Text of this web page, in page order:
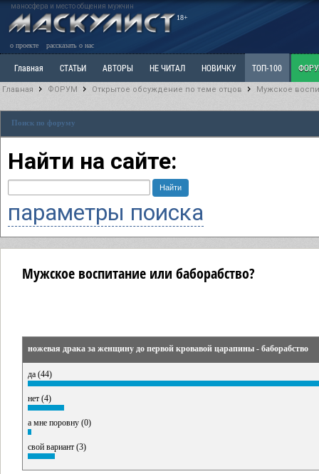
маносфера и место общения мужчин
18+
о проекте рассказать о нас
Главная СТАТЬИ АВТОРЫ НЕ ЧИТАЛ НОВИЧКУ ТОП-100
Ветка: Расстаюсь или Развожусь. САНЧАС Ветка: Наболевшее. Выскажись!
РАЗДЕЛ: Разное
Главная ФОРУМ Открытое обсуждение по теме отцов Мужское
Поиск по форуму
Найти на сайте:
параметры поиска
Мужское воспитание или баборабство?
ножевая драка за женщину до первой кровавой царапины - баборабство
да (44)
нет (4)
а мне поровну (0)
свой вариант (3)